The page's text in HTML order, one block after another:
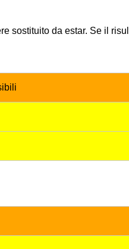
sostituito da estar. Se il